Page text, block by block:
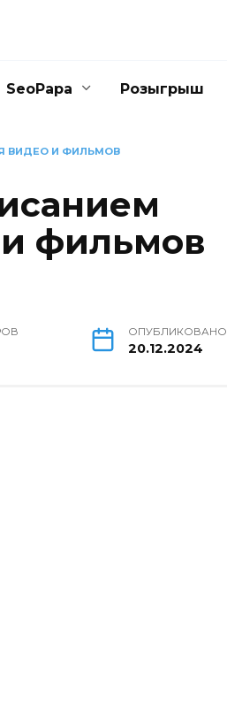
SeoPapa Розыгрыш
ВИДЕО И ФИЛЬМОВ
фильмов
ОПУБЛИКОВАНО
20.12.2024